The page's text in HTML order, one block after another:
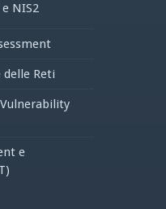
NIS2
delle Reti
e